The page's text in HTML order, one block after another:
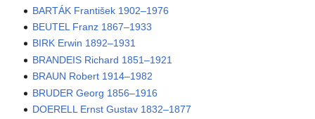
BARTÁK František 1902–1976
BEUTEL Franz 1867–1933
BIRK Erwin 1892–1931
BRANDEIS Richard 1851–1921
BRAUN Robert 1914–1982
BRUDER Georg 1856–1916
DOERELL Ernst Gustav 1832–1877